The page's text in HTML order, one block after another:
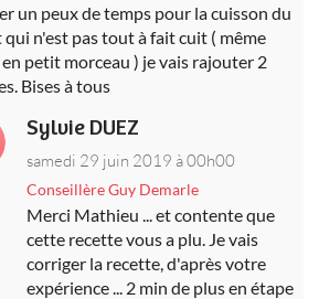
un peux de temps pour la cuisson du
qui n'est pas tout à fait cuit ( même
petit morceau ) je vais rajouter 2
Bises à tous
Sylvie DUEZ
samedi 29 juin 2019 à 00h00
Conseillère Guy Demarle
Merci Mathieu ... et contente que
cette recette vous a plu. Je vais
corriger la recette, d'après votre
expérience ... 2 min de plus en étape